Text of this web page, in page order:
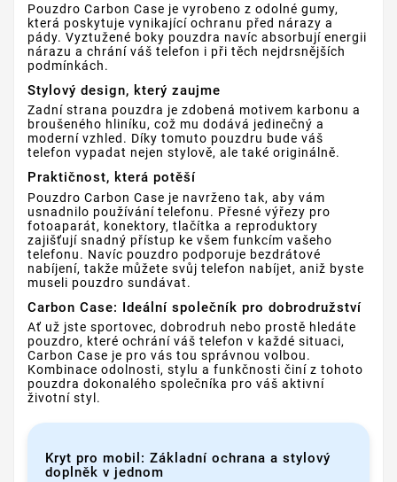
Pouzdro Carbon Case je vyrobeno z odolné gumy,
která poskytuje vynikající ochranu před nárazy a
pády. Vyztužené boky pouzdra navíc absorbují energii
nárazu a chrání váš telefon i při těch nejdrsnějších
podmínkách.
Stylový design, který zaujme
Zadní strana pouzdra je zdobená motivem karbonu a
broušeného hliníku, což mu dodává jedinečný a
moderní vzhled. Díky tomuto pouzdru bude váš
telefon vypadat nejen stylově, ale také originálně.
Praktičnost, která potěší
Pouzdro Carbon Case je navrženo tak, aby vám
usnadnilo používání telefonu. Přesné výřezy pro
fotoaparát, konektory, tlačítka a reproduktory
zajišťují snadný přístup ke všem funkcím vašeho
telefonu. Navíc pouzdro podporuje bezdrátové
nabíjení, takže můžete svůj telefon nabíjet, aniž byste
museli pouzdro sundávat.
Carbon Case: Ideální společník pro dobrodružství
Ať už jste sportovec, dobrodruh nebo prostě hledáte
pouzdro, které ochrání váš telefon v každé situaci,
Carbon Case je pro vás tou správnou volbou.
Kombinace odolnosti, stylu a funkčnosti činí z tohoto
pouzdra dokonalého společníka pro váš aktivní
životní styl.
Kryt pro mobil: Základní ochrana a stylový
doplněk v jednom